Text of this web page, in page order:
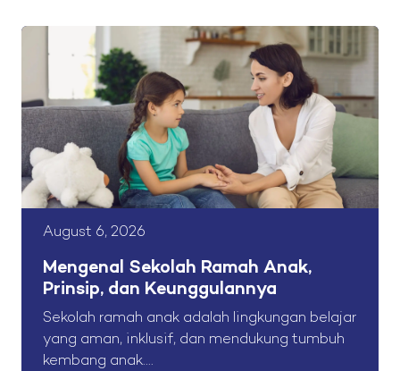
August 6, 2026
Mengenal Sekolah Ramah Anak,
Prinsip, dan Keunggulannya
Sekolah ramah anak adalah lingkungan belajar
yang aman, inklusif, dan mendukung tumbuh
kembang anak....